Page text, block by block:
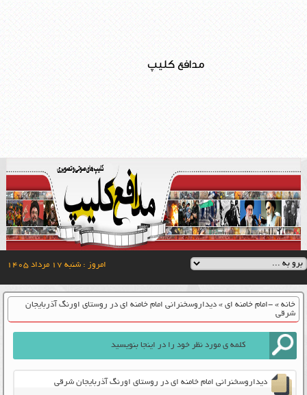
مدافع کلیپ
امروز : شنبه ۱۷ مرداد ۱۴۰۵
خانه» -امام خامنه ای» دیداروسخنرانی امام خامنه ای در روستای اورنگ آذربایجان
شرقی
دیداروسخنرانی امام خامنه ای در روستای اورنگ آذربایجان شرقی